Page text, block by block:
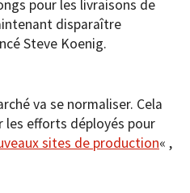
pour les livraisons de
disparaître
Steve Koenig.
va se normaliser. Cela
les efforts déployés pour
sites de production« ,